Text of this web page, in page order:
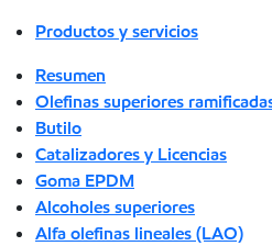
Productos y servicios
Resumen
Olefinas superiores
Butilo
Catalizadores y Licencias
Goma EPDM
Alcoholes superiores
Alfa olefinas lineales (LAO)